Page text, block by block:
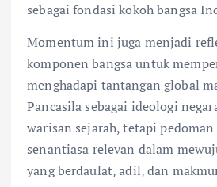
sebagai fondasi kokoh bangsa
Momentum ini juga menjadi
komponen bangsa untuk
menghadapi tantangan global
Pancasila sebagai ideologi
warisan sejarah, tetapi
senantiasa relevan dalam
yang berdaulat, adil, dan